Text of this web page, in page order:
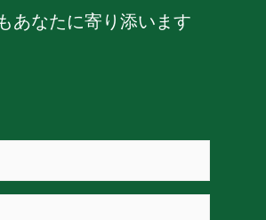
あなたに寄り添います